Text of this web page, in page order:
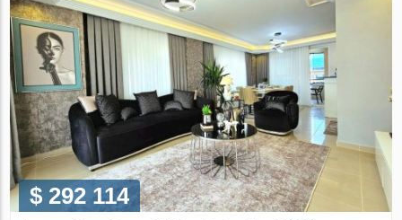
$ 292 114